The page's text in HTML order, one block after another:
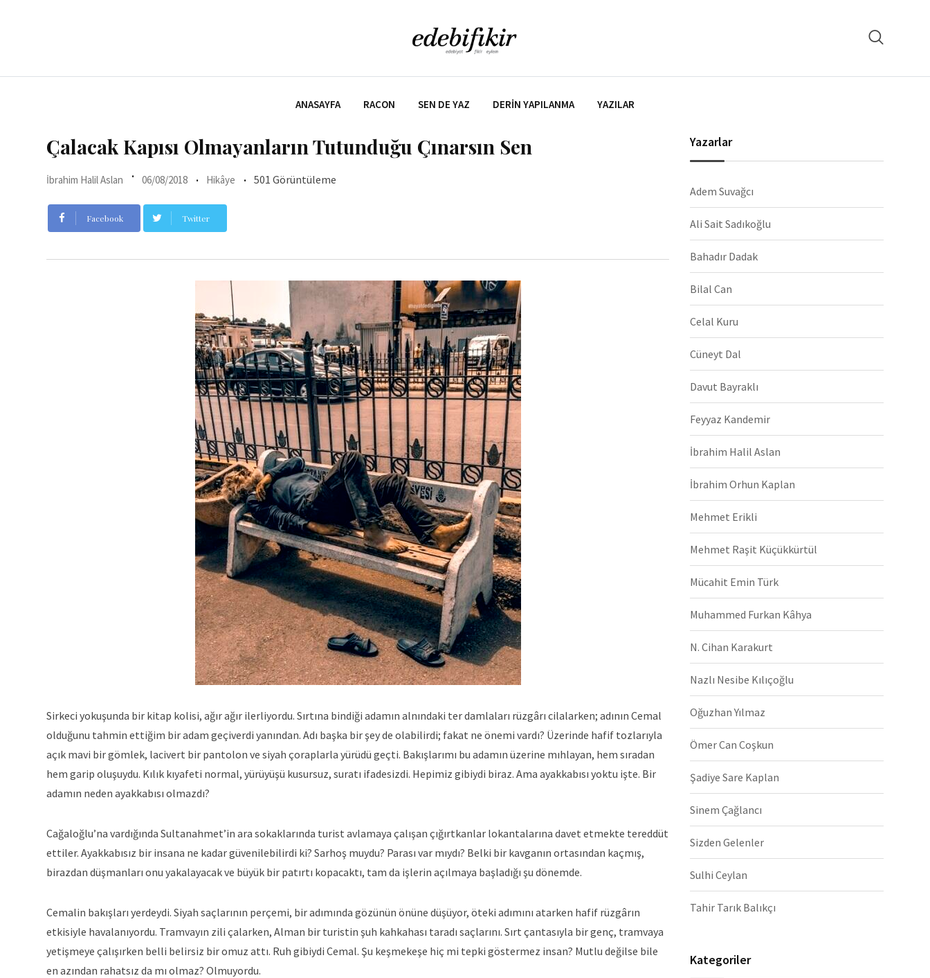
ANASAYFA RACON SEN DE YAZ DERIN YAPILANMA YAZILAR
Çalacak Kapısı Olmayanların Tutunduğu Çınarsın Sen
İbrahim Halil Aslan 06/08/2018 Hikâye 501 Görüntüleme
Facebook Twitter
Sirkeci yokuşunda bir kitap kolisi, ağır ağır ilerliyordu. Sırtına bindiği adamın alnındaki ter damlaları rüzgârı cilalarken; adının Cemal
olduğunu tahmin ettiğim bir adam geçiverdi yanından. Adı başka bir şey de olabilirdi; fakat ne önemi vardı? Üzerinde hafif tozlarıyla
açık mavi bir gömlek, lacivert bir pantolon ve siyah çoraplarla yürüdü geçti. Bakışlarımı bu adamın üzerine mıhlayan, hem sıradan
hem garip oluşuydu. Kılık kıyafeti normal, yürüyüşü kusursuz, suratı ifadesizdi. Hepimiz gibiydi biraz. Ama ayakkabısı yoktu işte. Bir
adamın neden ayakkabısı olmazdı?
Cağaloğlu’na vardığında Sultanahmet’in ara sokaklarında turist avlamaya çalışan çığırtkanlar lokantalarına davet etmekte tereddüt
ettiler. Ayakkabısız bir insana ne kadar güvenilebilirdi ki? Sarhoş muydu? Parası var mıydı? Belki bir kavganın ortasından kaçmış,
birazdan düşmanları onu yakalayacak ve büyük bir patırtı kopacaktı, tam da işlerin açılmaya başladığı şu dönemde.
Cemalin bakışları yerdeydi. Siyah saçlarının perçemi, bir adımında gözünün önüne düşüyor, öteki adımını atarken hafif rüzgârın
etkisiyle havalanıyordu. Tramvayın zili çalarken, Alman bir turistin şuh kahkahası taradı saçlarını. Sırt çantasıyla bir genç, tramvaya
yetişmeye çalışırken belli belirsiz bir omuz attı. Ruh gibiydi Cemal. Şu keşmekeşe hiç mi tepki göstermez insan? Mutlu değilse bile
en azından rahatsız da mı olmaz? Olmuyordu.
Yazarlar
Adem Suvağcı
Ali Sait Sadıkoğlu
Bahadır Dadak
Bilal Can
Celal Kuru
Cüneyt Dal
Davut Bayraklı
Feyyaz Kandemir
İbrahim Halil Aslan
İbrahim Orhun Kaplan
Mehmet Erikli
Mehmet Raşit Küçükkürtül
Mücahit Emin Türk
Muhammed Furkan Kâhya
N. Cihan Karakurt
Nazlı Nesibe Kılıçoğlu
Oğuzhan Yılmaz
Ömer Can Coşkun
Şadiye Sare Kaplan
Sinem Çağlancı
Sizden Gelenler
Sulhi Ceylan
Tahir Tarık Balıkçı
Kategoriler